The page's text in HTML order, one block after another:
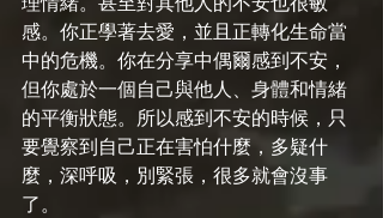
感。你正學著去愛，並且正轉化生命當
中的危機。你在分享中偶爾感到不安，
但你處於一個自己與他人、身體和情緒
的平衡狀態。所以感到不安的時候，只
要覺察到自己正在害怕什麼，多疑什
麼，深呼吸，別緊張，很多就會沒事
了。